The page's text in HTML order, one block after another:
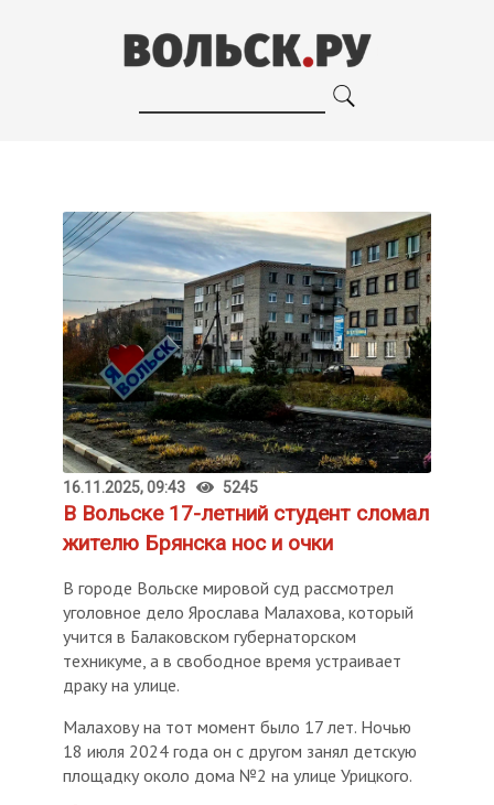
16.11.2025, 09:43 5245
В Вольске 17-летний студент сломал
жителю Брянска нос и очки
В городе Вольске мировой суд рассмотрел
уголовное дело Ярослава Малахова, который
учится в Балаковском губернаторском
техникуме, а в свободное время устраивает
драку на улице.
Малахову на тот момент было 17 лет. Ночью
18 июля 2024 года он с другом занял детскую
площадку около дома №2 на улице Урицкого.